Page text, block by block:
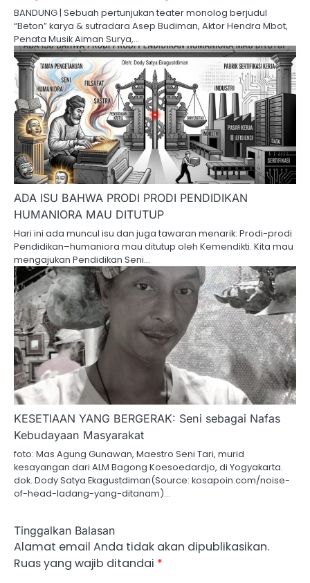
BANDUNG | Sebuah pertunjukan teater monolog berjudul
“Beton” karya & sutradara Asep Budiman, Aktor Hendra Mbot,
Penata Musik Aiman Surya,…
ADA ISU BAHWA PRODI PRODI PENDIDIKAN
HUMANIORA MAU DITUTUP
Hari ini ada muncul isu dan juga tawaran menarik: Prodi-prodi
Pendidikan–humaniora mau ditutup oleh Kemendikti. Kita mau
mengajukan Pendidikan Seni…
KESETIAAN YANG BERGERAK: Seni sebagai Nafas
Kebudayaan Masyarakat
foto: Mas Agung Gunawan, Maestro Seni Tari, murid
kesayangan dari ALM Bagong Koesoedardjo, di Yogyakarta.
dok. Dody Satya Ekagustdiman(Source: kosapoin.com/noise-
of-head-ladang-yang-ditanam)…
Tinggalkan Balasan
Alamat email Anda tidak akan dipublikasikan.
Ruas yang wajib ditandai *